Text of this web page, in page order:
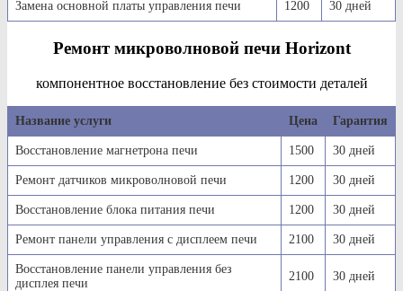
Замена основной платы управления печи 1200 30 дней
Ремонт микроволновой печи Horizont
компонентное восстановление без стоимости деталей
Название услуги Цена Гарантия
Восстановление магнетрона печи 1500 30 дней
Ремонт датчиков микроволновой печи 1200 30 дней
Восстановление блока питания печи 1200 30 дней
Ремонт панели управления с дисплеем печи 2100 30 дней
Восстановление панели управления без
дисплея печи
2100 30 дней